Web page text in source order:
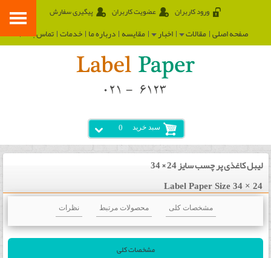
ورود کاربران عضویت کاربران پیگیری سفارش
صفحه اصلی مقالات اخبار مقایسه درباره ما خدمات تماس با ما
سبد خرید 0
لیبل کاغذی پر چسب سایز 24 × 34
Label Paper Size 34 × 24
مشخصات کلی محصولات مرتبط نظرات
مشخصات کلی